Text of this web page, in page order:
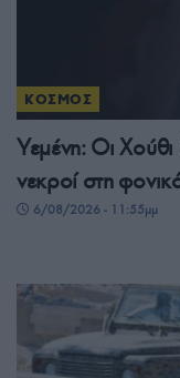
ΚΟΣΜΟΣ
Υεμένη: Οι
νεκροί στη
6/08/2026 - 11:55μμ